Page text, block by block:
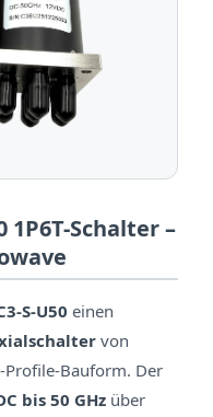
1P6T-Schalter –
S-U50 einen
von
Bauform. Der
bis 50 GHz über